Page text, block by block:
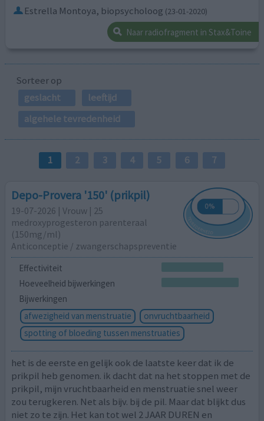
Estrella Montoya, biopsycholoog (23-01-2020)
Naar radiofragment in Stax&Toine
Sorteer op
geslacht
leeftijd
algehele tevredenheid
1 2 3 4 5 6 7
Depo-Provera '150' (prikpil)
19-07-2026 | Vrouw | 25
medroxyprogesteron parenteraal
(150mg/ml)
Anticonceptie / zwangerschapspreventie
Effectiviteit
Hoeveelheid bijwerkingen
Bijwerkingen
afwezigheid van menstruatie
onvruchtbaarheid
spotting of bloeding tussen menstruaties
het is de eerste en gelijk ook de laatste keer dat ik de
prikpil heb genomen. ik dacht dat na het stoppen met de
prikpil, mijn vruchtbaarheid en menstruatie snel weer
zou terugkeren. Net als bijv. bij de pil. Maar dat blijkt dus
niet zo te zijn. Het kan tot wel 2 JAAR DUREN en